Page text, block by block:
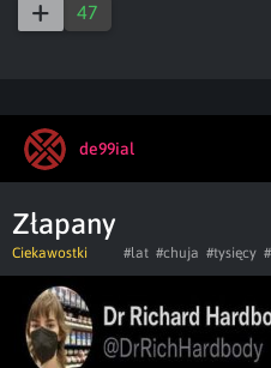
47
de99ial
Złapany
Ciekawostki #lat #chuja #tysięcy